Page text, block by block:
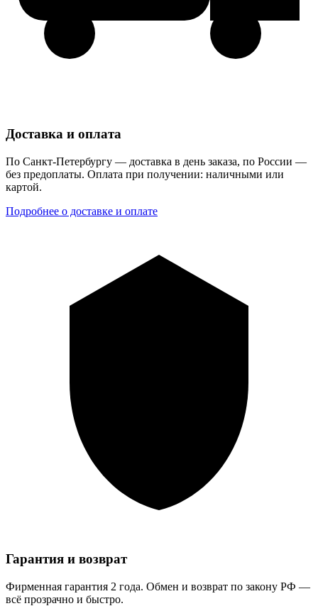
Доставка и оплата
По Санкт-Петербургу — доставка в день заказа, по России —
без предоплаты. Оплата при получении: наличными или
картой.
Подробнее о доставке и оплате
Гарантия и возврат
Фирменная гарантия 2 года. Обмен и возврат по закону РФ —
всё прозрачно и быстро.